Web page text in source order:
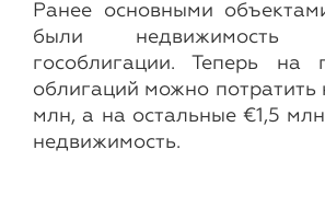
Ранее основными
были
гособлигации. Теперь на
облигаций можно потратить
млн, а на остальные €1,5
недвижимость.